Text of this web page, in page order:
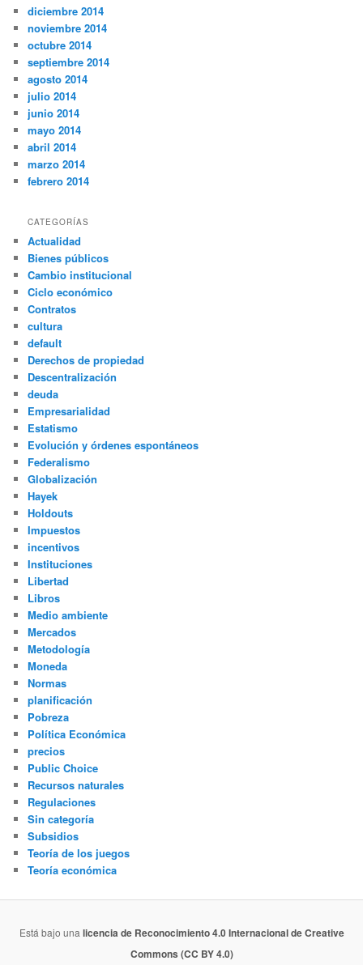
diciembre 2014
noviembre 2014
octubre 2014
septiembre 2014
agosto 2014
julio 2014
junio 2014
mayo 2014
abril 2014
marzo 2014
febrero 2014
CATEGORÍAS
Actualidad
Bienes públicos
Cambio institucional
Ciclo económico
Contratos
cultura
default
Derechos de propiedad
Descentralización
deuda
Empresarialidad
Estatismo
Evolución y órdenes espontáneos
Federalismo
Globalización
Hayek
Holdouts
Impuestos
incentivos
Instituciones
Libertad
Libros
Medio ambiente
Mercados
Metodología
Moneda
Normas
planificación
Pobreza
Política Económica
precios
Public Choice
Recursos naturales
Regulaciones
Sin categoría
Subsidios
Teoría de los juegos
Teoría económica
Está bajo una licencia de Reconocimiento 4.0 Internacional de Creative
Commons (CC BY 4.0)